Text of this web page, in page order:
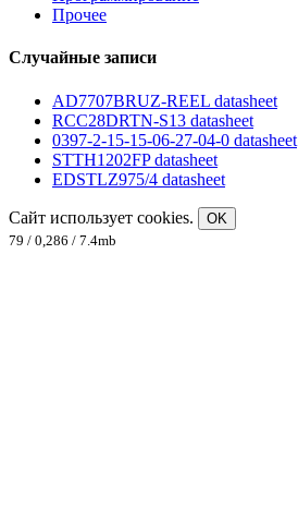
Прочее
Случайные записи
AD7707BRUZ-REEL datasheet
RCC28DRTN-S13 datasheet
0397-2-15-15-06-27-04-0 datasheet
STTH1202FP datasheet
EDSTLZ975/4 datasheet
Сайт использует cookies.
OK
79 / 0,286 / 7.4mb